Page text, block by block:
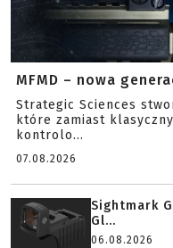
MFMD – nowa
Strategic Sciences
które zamiast
kontrolo...
07.08.2026
Sightmark
Gl...
06.08.2026